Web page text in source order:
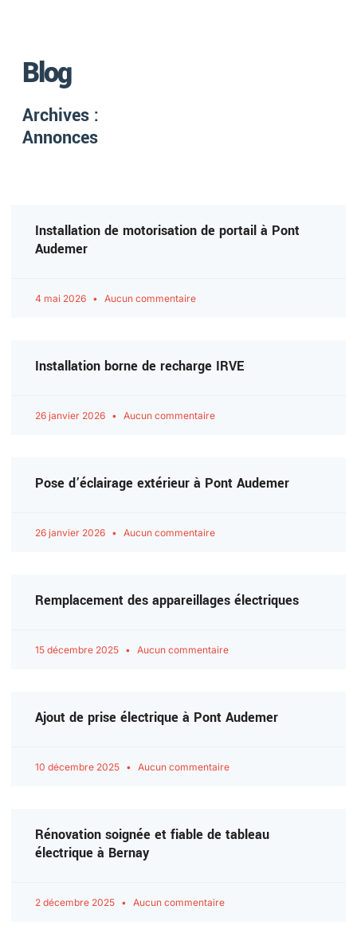
Blog
Archives :
Annonces
Installation de motorisation de portail à Pont
Audemer
4 mai 2026 Aucun commentaire
Installation borne de recharge IRVE
26 janvier 2026 Aucun commentaire
Pose d’éclairage extérieur à Pont Audemer
26 janvier 2026 Aucun commentaire
Remplacement des appareillages électriques
15 décembre 2025 Aucun commentaire
Ajout de prise électrique à Pont Audemer
10 décembre 2025 Aucun commentaire
Rénovation soignée et fiable de tableau
électrique à Bernay
2 décembre 2025 Aucun commentaire